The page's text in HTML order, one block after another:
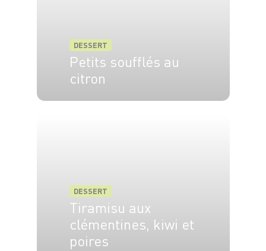
DESSERT
Petits soufflés au
citron
DESSERT
Tiramisu aux
clémentines, kiwi et
poires